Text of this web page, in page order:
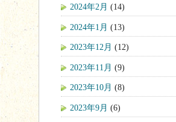
2024年2月 (14)
2024年1月 (13)
2023年12月 (12)
2023年11月 (9)
2023年10月 (8)
2023年9月 (6)